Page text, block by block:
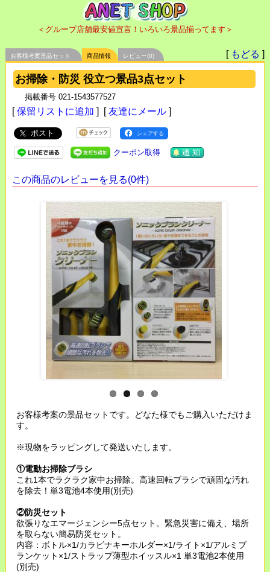
＜グループ店舗最安値宣言！いろいろ景品揃ってます＞
お客様考案景品セット 商品情報 レビュー(0) [ もどる ]
お掃除・防災 役立つ景品3点セット
掲載番号 021-1543577527
[ 保留リストに追加 ] [ 友達にメール ]
ポスト シェアする
クーポン取得
この商品のレビューを見る(0件)
お客様考案の景品セットです。どなた様でもご購入いただけま
す。
※現物をラッピングして発送いたします。
①電動お掃除ブラシ
これ1本でラクラク家中お掃除。高速回転ブラシで頑固な汚れ
を除去！単3電池4本使用(別売)
②防災セット
欲張りなエマージェンシー5点セット。緊急災害に備え、場所
を取らない簡易防災セット。
内容：ボトル×1/カラビナキーホルダー×1/ライト×1/アルミブ
ランケット×1/ストラップ薄型ホイッスル×1 単3電池2本使用
(別売)